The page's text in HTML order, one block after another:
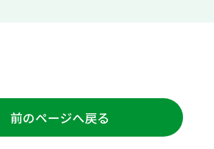
前のページへ戻る